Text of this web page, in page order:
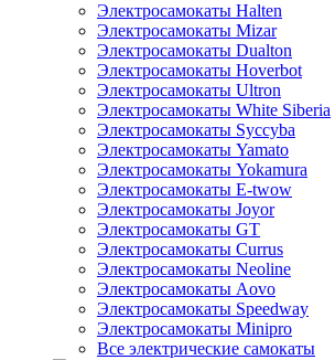
Электросамокаты Halten
Электросамокаты Mizar
Электросамокаты Dualton
Электросамокаты Hoverbot
Электросамокаты Ultron
Электросамокаты White Siberia
Электросамокаты Syccyba
Электросамокаты Yamato
Электросамокаты Yokamura
Электросамокаты E-twow
Электросамокаты Joyor
Электросамокаты GT
Электросамокаты Currus
Электросамокаты Neoline
Электросамокаты Aovo
Электросамокаты Speedway
Электросамокаты Minipro
Все электрические самокаты